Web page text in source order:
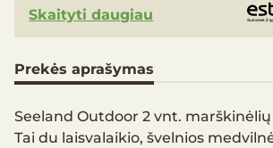
Skaityti daugiau
Prekės aprašymas
Seeland Outdoor 2 vnt.
Tai du laisvalaikio, švelnios